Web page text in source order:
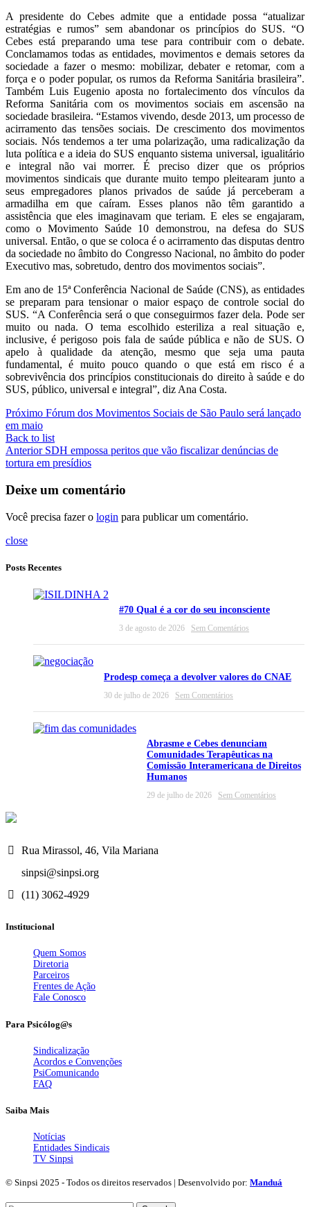
A presidente do Cebes admite que a entidade possa “atualizar
estratégias e rumos” sem abandonar os princípios do SUS. “O
Cebes está preparando uma tese para contribuir com o debate.
Conclamamos todas as entidades, movimentos e demais setores da
sociedade a fazer o mesmo: mobilizar, debater e retomar, com a
força e o poder popular, os rumos da Reforma Sanitária brasileira”.
Também Luis Eugenio aposta no fortalecimento dos vínculos da
Reforma Sanitária com os movimentos sociais em ascensão na
sociedade brasileira. “Estamos vivendo, desde 2013, um processo de
acirramento das tensões sociais. De crescimento dos movimentos
sociais. Nós tendemos a ter uma polarização, uma radicalização da
luta política e a ideia do SUS enquanto sistema universal, igualitário
e integral não vai morrer. É preciso dizer que os próprios
movimentos sindicais que durante muito tempo pleitearam junto a
seus empregadores planos privados de saúde já perceberam a
armadilha em que caíram. Esses planos não têm garantido a
assistência que eles imaginavam que teriam. E eles se engajaram,
como o Movimento Saúde 10 demonstrou, na defesa do SUS
universal. Então, o que se coloca é o acirramento das disputas dentro
da sociedade no âmbito do Congresso Nacional, no âmbito do poder
Executivo mas, sobretudo, dentro dos movimentos sociais”.
Em ano de 15ª Conferência Nacional de Saúde (CNS), as entidades
se preparam para tensionar o maior espaço de controle social do
SUS. “A Conferência será o que conseguirmos fazer dela. Pode ser
muito ou nada. O tema escolhido esteriliza a real situação e,
inclusive, é perigoso pois fala de saúde pública e não de SUS. O
apelo à qualidade da atenção, mesmo que seja uma pauta
fundamental, é muito pouco quando o que está em risco é a
sobrevivência dos princípios constitucionais do direito à saúde e do
SUS, público, universal e integral”, diz Ana Costa.
Próximo Fórum dos Movimentos Sociais de São Paulo será lançado
em maio
Back to list
Anterior SDH empossa peritos que vão fiscalizar denúncias de
tortura em presídios
Deixe um comentário
Você precisa fazer o login para publicar um comentário.
close
Posts Recentes
#70 Qual é a cor do seu inconsciente
3 de agosto de 2026 Sem Comentários
Prodesp começa a devolver valores do CNAE
30 de julho de 2026 Sem Comentários
Abrasme e Cebes denunciam
Comunidades Terapêuticas na
Comissão Interamericana de Direitos
Humanos
29 de julho de 2026 Sem Comentários
Rua Mirassol, 46, Vila Mariana
sinpsi@sinpsi.org
(11) 3062-4929
Institucional
Quem Somos
Diretoria
Parceiros
Frentes de Ação
Fale Conosco
Para Psicólog@s
Sindicalização
Acordos e Convenções
PsiComunicando
FAQ
Saiba Mais
Notícias
Entidades Sindicais
TV Sinpsi
© Sinpsi 2025 - Todos os direitos reservados | Desenvolvido por: Manduá